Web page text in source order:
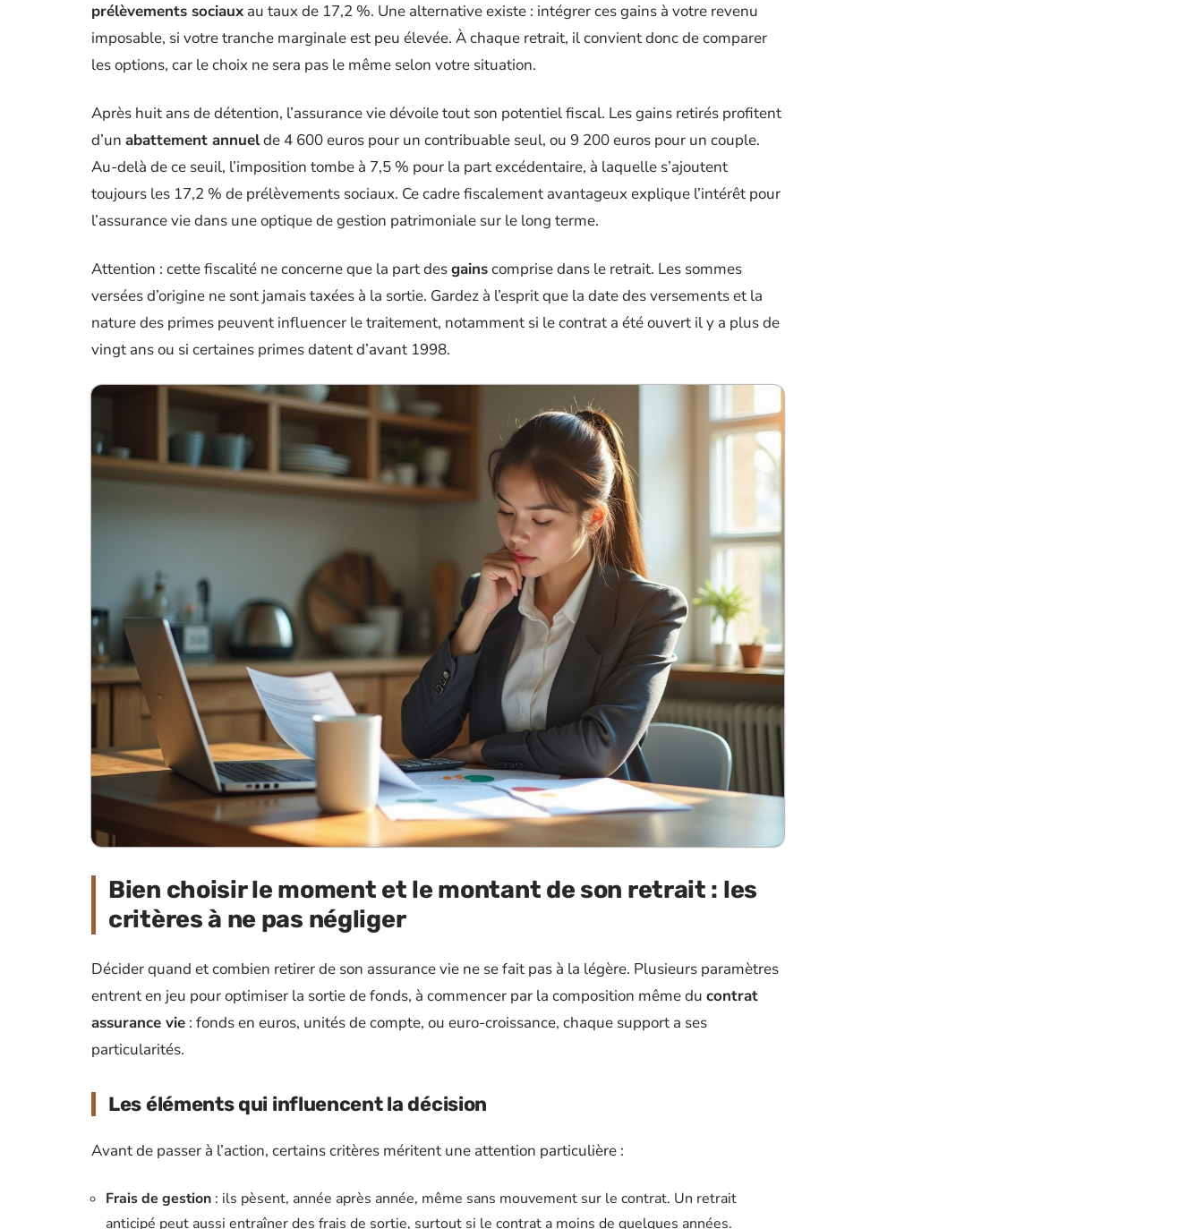
prélèvements sociaux au taux de 17,2 %. Une alternative existe : intégrer ces gains à votre revenu
imposable, si votre tranche marginale est peu élevée. À chaque retrait, il convient donc de comparer
les options, car le choix ne sera pas le même selon votre situation.
Après huit ans de détention, l’assurance vie dévoile tout son potentiel fiscal. Les gains retirés profitent
d’un abattement annuelde 4 600 euros pour un contribuable seul, ou 9 200 euros pour un couple.
Au-delà de ce seuil, l’imposition tombe à 7,5 % pour la part excédentaire, à laquelle s’ajoutent
toujours les 17,2 % de prélèvements sociaux. Ce cadre fiscalement avantageux explique l’intérêt pour
l’assurance vie dans une optique de gestion patrimoniale sur le long terme.
Attention : cette fiscalité ne concerne que la part desgainscomprise dans le retrait. Les sommes
versées d’origine ne sont jamais taxées à la sortie. Gardez à l’esprit que la date des versements et la
nature des primes peuvent influencer le traitement, notamment si le contrat a été ouvert il y a plus de
vingt ans ou si certaines primes datent d’avant 1998.
Bien choisir le moment et le montant de son retrait : les
critères à ne pas négliger
Décider quand et combien retirer de son assurance vie ne se fait pas à la légère. Plusieurs paramètres
entrent en jeu pour optimiser la sortie de fonds, à commencer par la composition même du contrat
assurance vie : fonds en euros, unités de compte, ou euro-croissance, chaque support a ses
particularités.
Les éléments qui influencent la décision
Avant de passer à l’action, certains critères méritent une attention particulière :
Frais de gestion : ils pèsent, année après année, même sans mouvement sur le contrat. Un retrait
anticipé peut aussi entraîner des frais de sortie, surtout si le contrat a moins de quelques années.